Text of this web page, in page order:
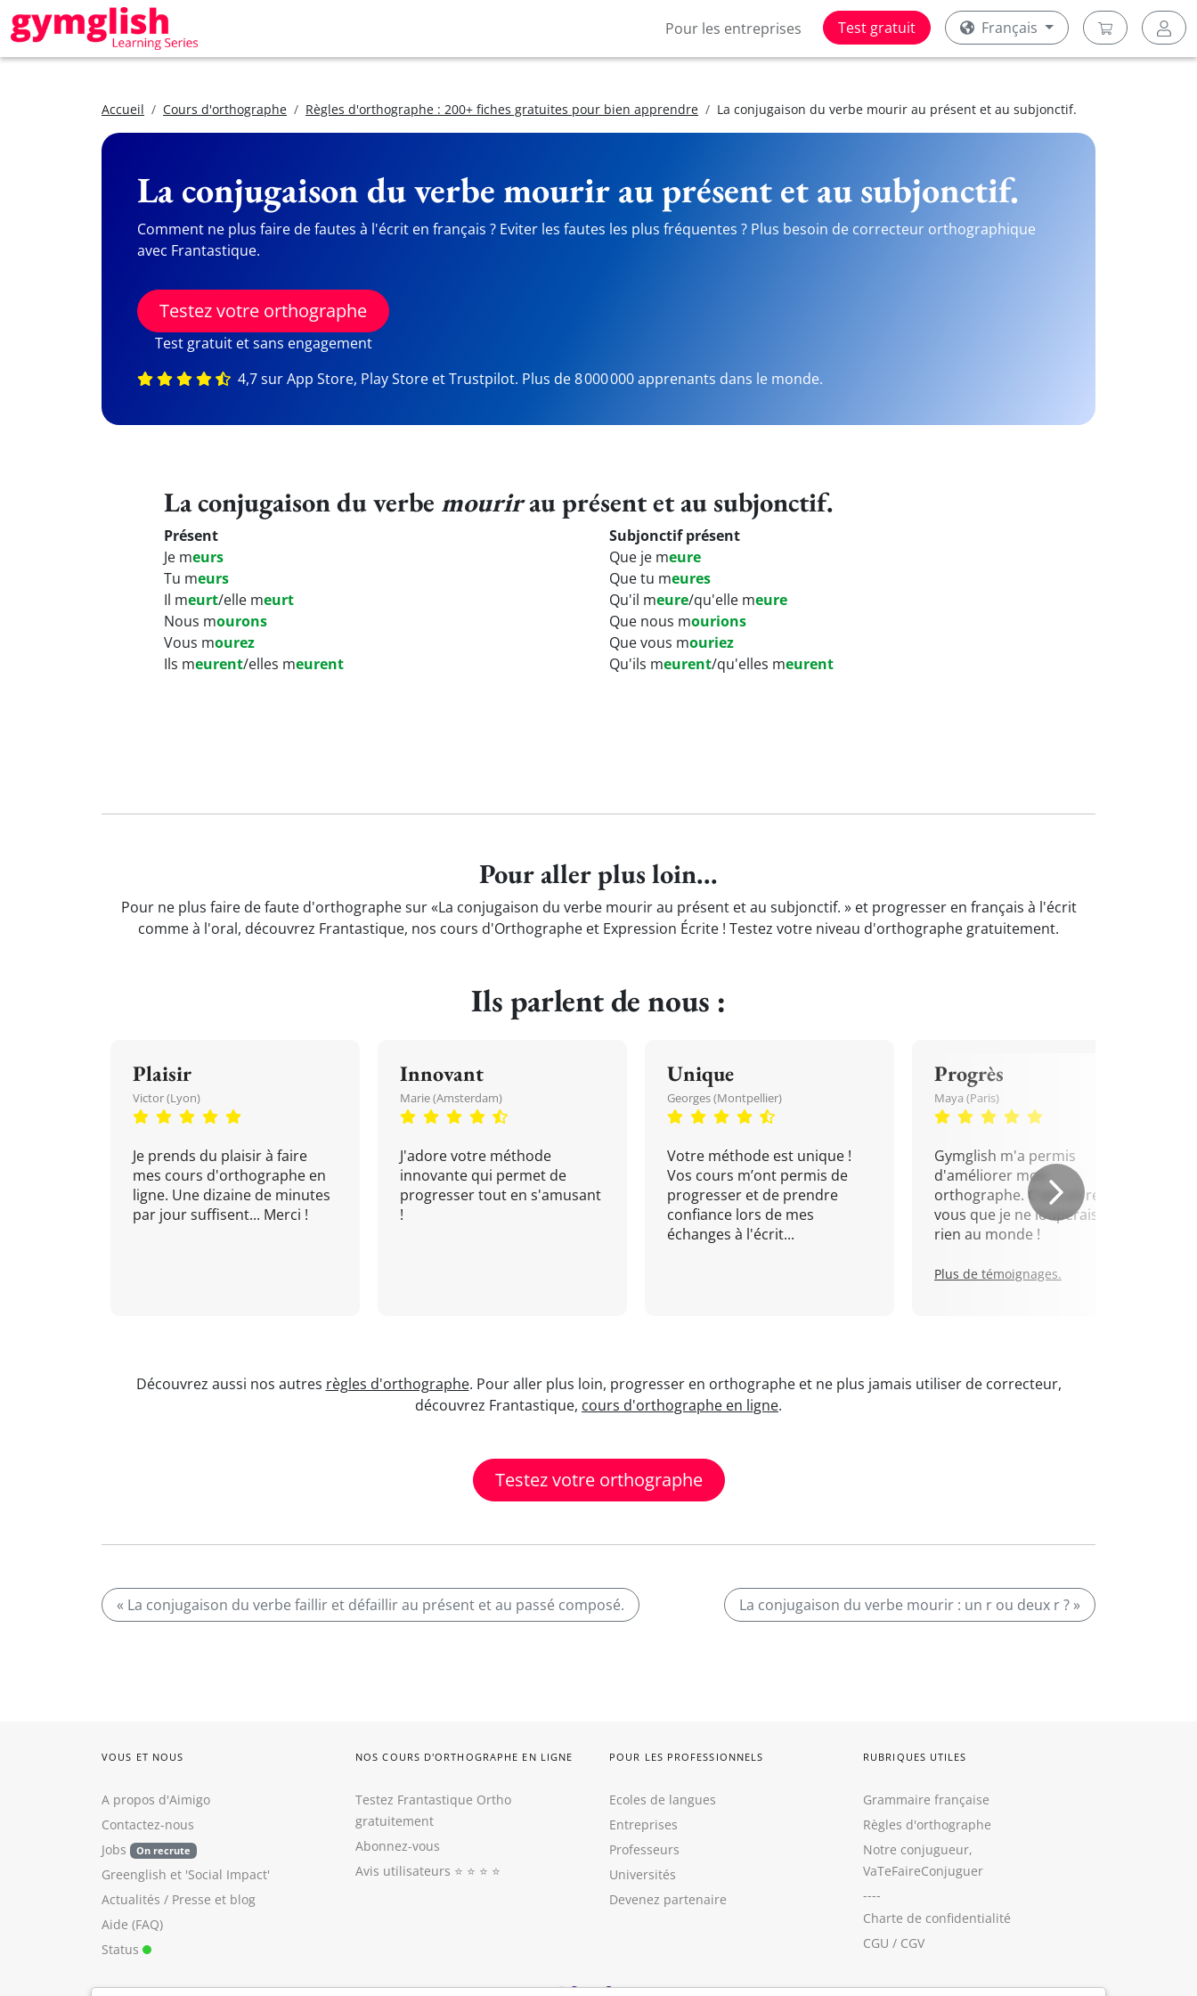
Pour les entreprises Test gratuit Français
Accueil Cours d'orthographe Règles d'orthographe : 200+ fiches gratuites pour bien apprendre La conjugaison du verbe mourir au présent et au subjonctif.
La conjugaison du verbe mourir au présent et au subjonctif.
Comment ne plus faire de fautes à l'écrit en français ? Eviter les fautes les plus fréquentes ? Plus besoin de correcteur orthographique
avec Frantastique.
Testez votre orthographe
Test gratuit et sans engagement
4,7 sur App Store, Play Store et Trustpilot. Plus de 8 000 000 apprenants dans le monde.
La conjugaison du verbe mourirau présent et au subjonctif.
Présent
Je meurs
Tu meurs
Il meurt/elle meurt
Nous mourons
Vous mourez
Ils meurent/elles meurent
Subjonctif présent
Que je meure
Que tu meures
Qu'il meure/qu'elle meure
Que nous mourions
Que vous mouriez
Qu'ils meurent/qu'elles meurent
Pour aller plus loin...
Pour ne plus faire de faute d'orthographe sur «La conjugaison du verbe mourir au présent et au subjonctif. » et progresser en français à l'écrit
comme à l'oral, découvrez Frantastique, nos cours d'Orthographe et Expression Écrite ! Testez votre niveau d'orthographe gratuitement.
Ils parlent de nous :
Plaisir
Victor (Lyon)
Je prends du plaisir à faire
mes cours d'orthographe en
ligne. Une dizaine de minutes
par jour suffisent... Merci !
Innovant
Marie (Amsterdam)
J'adore votre méthode
innovante qui permet de
progresser tout en s'amusant
!
Unique
Georges (Montpellier)
Votre méthode est unique !
Vos cours m’ont permis de
progresser et de prendre
confiance lors de mes
échanges à l'écrit...
Progrès
Maya (Paris)
Gymglish m'a permis
d'améliorer mon
orthographe. C'est un rendez-
vous que je ne louperais pour
rien au monde !
Plus de témoignages.
Découvrez aussi nos autres règles d'orthographe. Pour aller plus loin, progresser en orthographe et ne plus jamais utiliser de correcteur,
découvrez Frantastique, cours d'orthographe en ligne.
Testez votre orthographe
« La conjugaison du verbe faillir et défaillir au présent et au passé composé. La conjugaison du verbe mourir : un r ou deux r ? »
VOUS ET NOUS
A propos d'Aimigo
Contactez-nous
Jobs
On recrute
Greenglish et 'Social Impact'
Actualités / Presse et blog
Aide (FAQ)
Status
NOS COURS D'ORTHOGRAPHE EN LIGNE
Testez Frantastique Ortho
gratuitement
Abonnez-vous
Avis utilisateurs ⭐️ ⭐️ ⭐️ ⭐️
POUR LES PROFESSIONNELS
Ecoles de langues
Entreprises
Professeurs
Universités
Devenez partenaire
RUBRIQUES UTILES
Grammaire française
Règles d'orthographe
Notre conjugueur,
VaTeFaireConjuguer
----
Charte de confidentialité
CGU / CGV